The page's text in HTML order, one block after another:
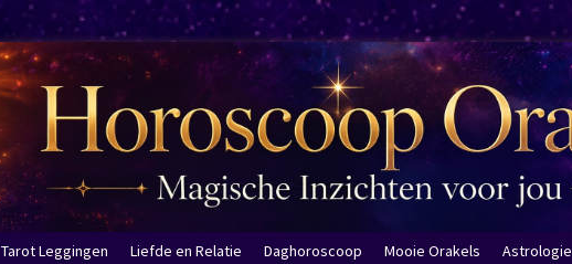
Tarot Leggingen Liefde en Relatie Daghoroscoop Mooie Orakels Astrologie